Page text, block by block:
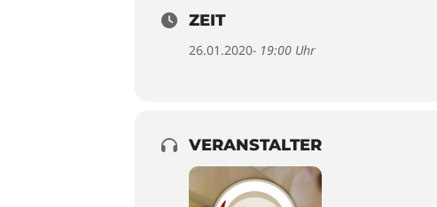
ZEIT
26.01.2020- 19:00 Uhr
VERANSTALTER